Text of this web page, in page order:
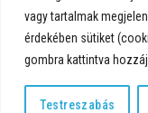
vagy tartalmak
érdekében sütiket
gombra kattintva
Testreszabás